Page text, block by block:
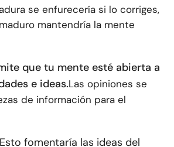
se enfurecería si lo corriges,
mantendría la mente
que tu mente esté abierta a
e ideas.Las opiniones se
de información para el
Esto fomentaría las ideas del